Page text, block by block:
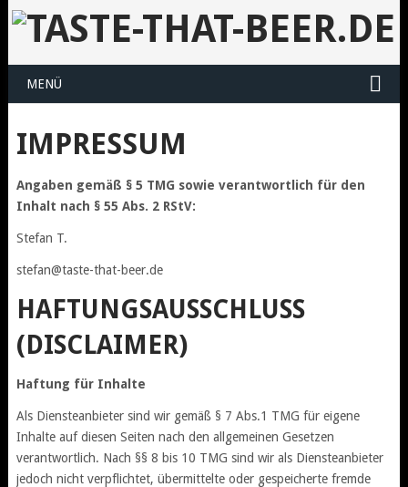
MENÜ
IMPRESSUM
Angaben gemäß § 5 TMG sowie verantwortlich für den
Inhalt nach § 55 Abs. 2 RStV:
Stefan T.
stefan@taste-that-beer.de
HAFTUNGSAUSSCHLUSS
(DISCLAIMER)
Haftung für Inhalte
Als Diensteanbieter sind wir gemäß § 7 Abs.1 TMG für eigene
Inhalte auf diesen Seiten nach den allgemeinen Gesetzen
verantwortlich. Nach §§ 8 bis 10 TMG sind wir als Diensteanbieter
jedoch nicht verpflichtet, übermittelte oder gespeicherte fremde